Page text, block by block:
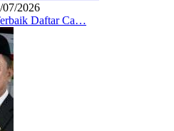
07/2026
Daftar Ca…